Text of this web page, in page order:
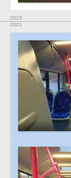
2023
2021